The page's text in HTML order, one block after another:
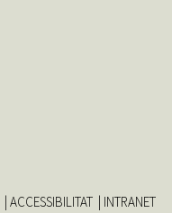
ACCESSIBILITAT INTRANET